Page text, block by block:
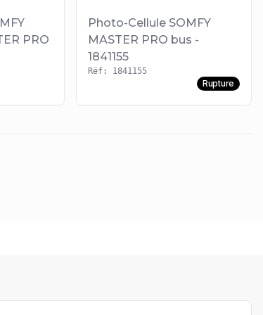
PRO
Photo-Cellule SOMFY
MASTER PRO bus -
1841155
Réf: 1841155
Rupture